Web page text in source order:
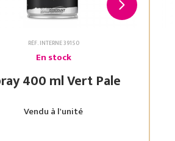
RÉF. INTERNE 39150
En stock
Spray 400 ml Vert Pale
Vendu à l'unité